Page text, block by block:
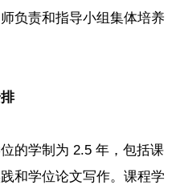
责和指导小组集体培养
学制为 2.5 年，包括课
和学位论文写作。课程学